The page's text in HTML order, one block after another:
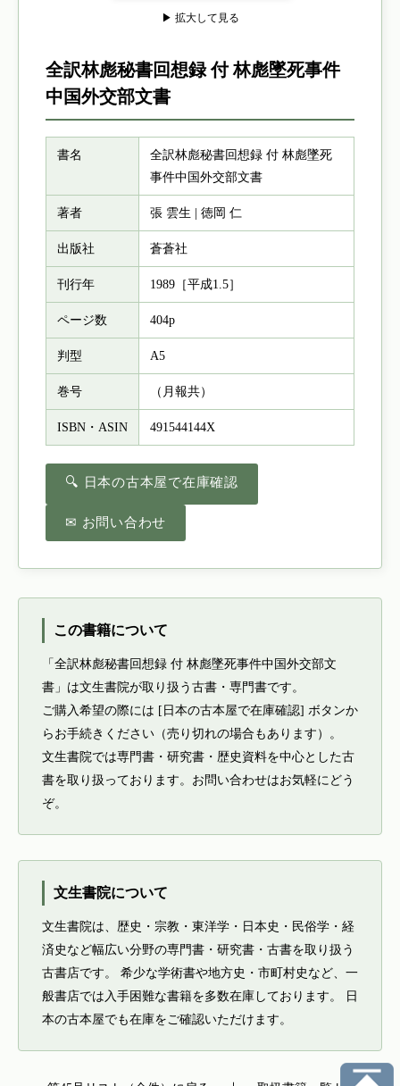
▶ 拡大して見る
全訳林彪秘書回想録 付 林彪墜死事件
中国外交部文書
書名
全訳林彪秘書回想録 付 林彪墜死
事件中国外交部文書
著者 張 雲生 | 徳岡 仁
出版社 蒼蒼社
刊行年 1989［平成1.5］
ページ数 404p
判型 A5
巻号 （月報共）
ISBN・ASIN 491544144X
🔍 日本の古本屋で在庫確認
✉ お問い合わせ
この書籍について
「全訳林彪秘書回想録 付 林彪墜死事件中国外交部文
書」は文生書院が取り扱う古書・専門書です。
ご購入希望の際には [日本の古本屋で在庫確認] ボタンか
らお手続きください（売り切れの場合もあります）。
文生書院では専門書・研究書・歴史資料を中心とした古
書を取り扱っております。お問い合わせはお気軽にどう
ぞ。
文生書院について
文生書院は、歴史・宗教・東洋学・日本史・民俗学・経
済史など幅広い分野の専門書・研究書・古書を取り扱う
古書店です。 希少な学術書や地方史・市町村史など、一
般書店では入手困難な書籍を多数在庫しております。 日
本の古本屋でも在庫をご確認いただけます。